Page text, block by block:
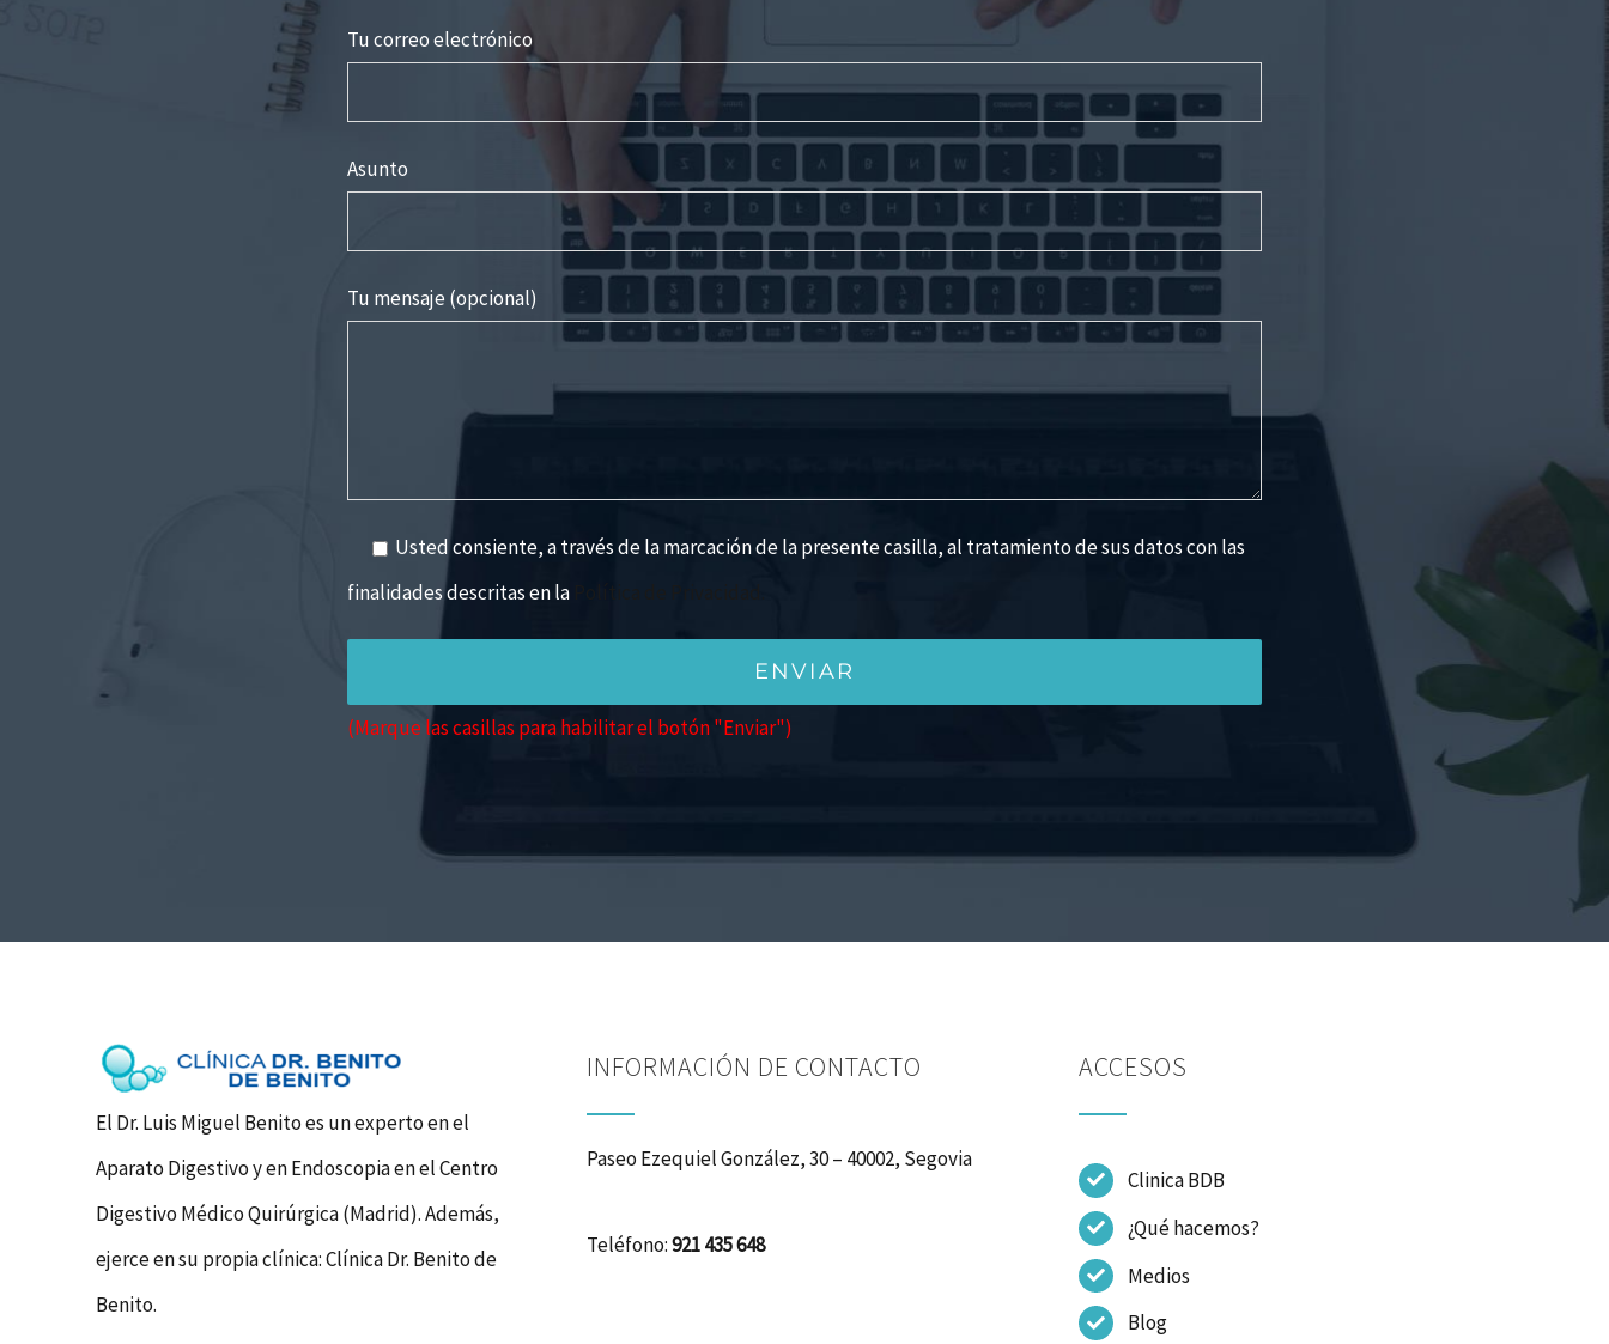
Tu correo electrónico
Asunto
Tu mensaje (opcional)
Usted consiente, a través de la marcación de la presente casilla, al tratamiento de sus datos con las
finalidades descritas en la
(Marque las casillas para habilitar el botón "Enviar")
El Dr. Luis Miguel Benito es un experto en el
Aparato Digestivo y en Endoscopia en el Centro
Digestivo Médico Quirúrgica (Madrid). Además,
ejerce en su propia clínica: Clínica Dr. Benito de
Benito.
INFORMACIÓN DE CONTACTO
Paseo Ezequiel González, 30 – 40002, Segovia
Teléfono:921 435 648
ACCESOS
Clinica BDB
¿Qué hacemos?
Medios
Blog